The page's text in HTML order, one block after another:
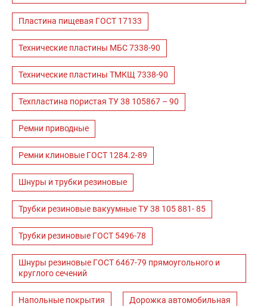
Пластина пищевая ГОСТ 17133
Технические пластины МБС 7338-90
Технические пластины ТМКЩ 7338-90
Техпластина пористая ТУ 38 105867 – 90
Ремни приводные
Ремни клиновые ГОСТ 1284.2-89
Шнуры и трубки резиновые
Трубки резиновые вакуумные ТУ 38 105 881- 85
Трубки резиновые ГОСТ 5496-78
Шнуры резиновые ГОСТ 6467-79 прямоугольного и
круглого сечений
Напольные покрытия Дорожка автомобильная